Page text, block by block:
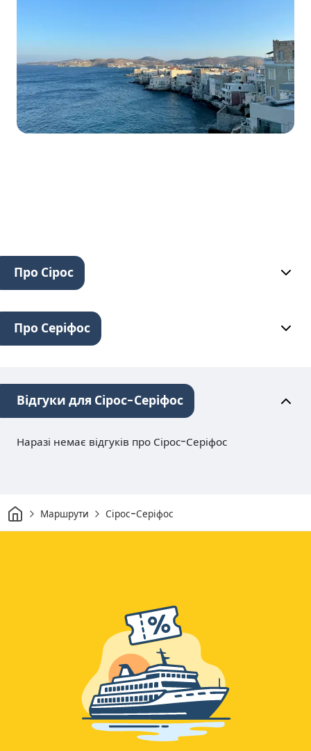
Про Сірос
Про Серіфос
Відгуки для Сірос-Серіфос
Наразі немає відгуків про Сірос-Серіфос
Дім Маршрути Сірос-Серіфос